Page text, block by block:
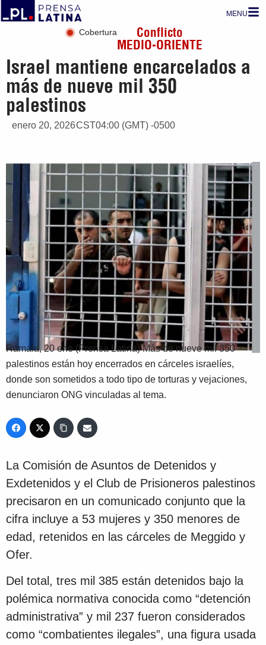
MENU
Cobertura
Conflicto
MEDIO-ORIENTE
Israel mantiene encarcelados a
más de nueve mil 350
palestinos
enero 20, 2026CST04:00 (GMT) -0500
Ramala, 20 ene (Prensa Latina) Más de nueve mil 350
palestinos están hoy encerrados en cárceles israelíes,
donde son sometidos a todo tipo de torturas y vejaciones,
denunciaron ONG vinculadas al tema.
La Comisión de Asuntos de Detenidos y
Exdetenidos y el Club de Prisioneros palestinos
precisaron en un comunicado conjunto que la
cifra incluye a 53 mujeres y 350 menores de
edad, retenidos en las cárceles de Meggido y
Ofer.
Del total, tres mil 385 están detenidos bajo la
polémica normativa conocida como “detención
administrativa” y mil 237 fueron considerados
como “combatientes ilegales”, una figura usada